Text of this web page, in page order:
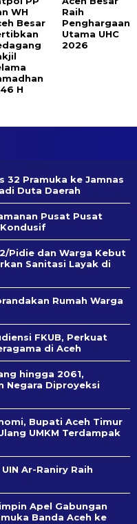
WH
Besar
H
Raih
Penghargaan
Utama UHC
2026
32 Pramuka ke Jamnas
Duta Daerah
Pusat Pusat
Pidie dan Warga Kebut
Sanitasi Layak di
Rumah Warga
FKUB, Perkuat
di Aceh
hingga 2061,
Negara Diproyeksi
Bupati Aceh Timur
UMKM Terdampak
Ar-Raniry Raih
Apel Gabungan
Banda Aceh ke